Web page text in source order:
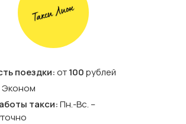
поездки:от100рублей
Эконом
такси:Пн.-Вс. –